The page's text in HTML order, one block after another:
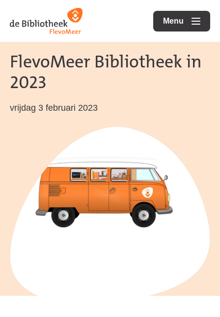
direct
content
direct
footer
naar
de
homepagina
Menu
openen
FlevoMeer Bibliotheek in
2023
vrijdag 3 februari 2023